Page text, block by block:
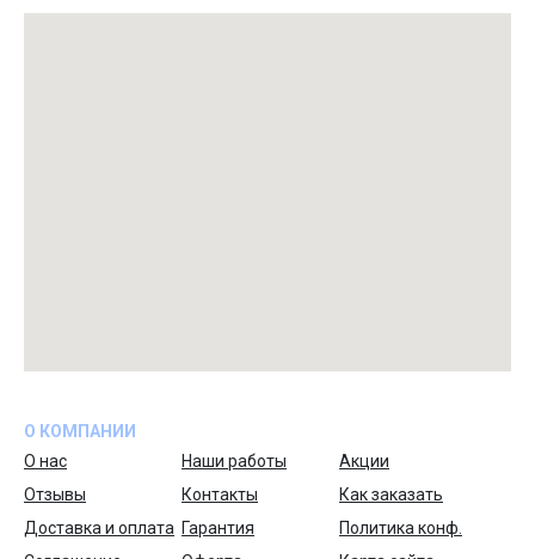
О КОМПАНИИ
О нас
Наши работы
Акции
Отзывы
Контакты
Как заказать
Доставка и оплата Гарантия
Политика конф.